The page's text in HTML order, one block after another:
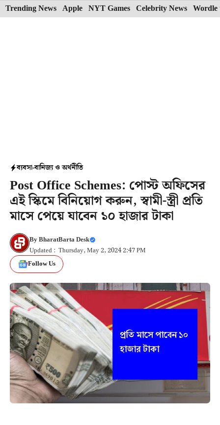
Skip
to
Trending News Apple NYT Games Celebrity News Wordle
ব্যবসা-বানিজ্য ও অর্থনীতি
Post Office Schemes: পোস্ট অফিসের
এই স্কিমে বিনিয়োগ করুন, স্বামী-স্ত্রী প্রতি
মাসে পেয়ে যাবেন ১০ হাজার টাকা
ByBharatBarta Desk
Updated : Thursday, May 2, 2024 2:47 PM
Follow Us